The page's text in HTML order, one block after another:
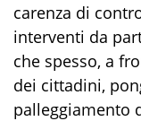
carenza di
interventi da
che spesso, a
dei cittadini,
palleggiamento